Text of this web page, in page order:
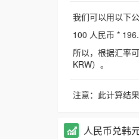
我们可以用以下
100 人民币 *
所以，根据汇率
KRW）。
注意：此计算结
人民币兑韩